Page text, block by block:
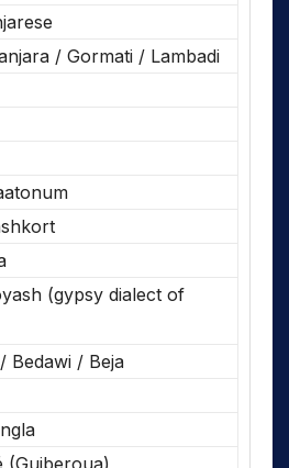
/ Gormati / Lambadi
(gypsy dialect of
Bedawi / Beja
(Guiberoua)